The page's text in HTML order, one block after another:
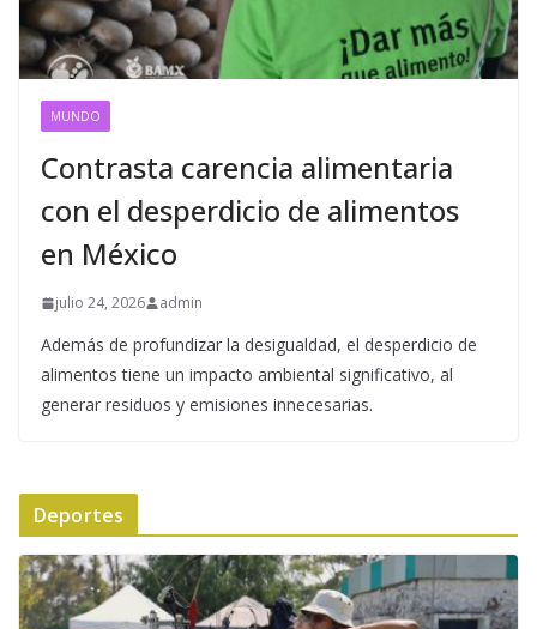
MUNDO
Contrasta carencia alimentaria
con el desperdicio de alimentos
en México
julio 24, 2026 admin
Además de profundizar la desigualdad, el desperdicio de
alimentos tiene un impacto ambiental significativo, al
generar residuos y emisiones innecesarias.
Deportes